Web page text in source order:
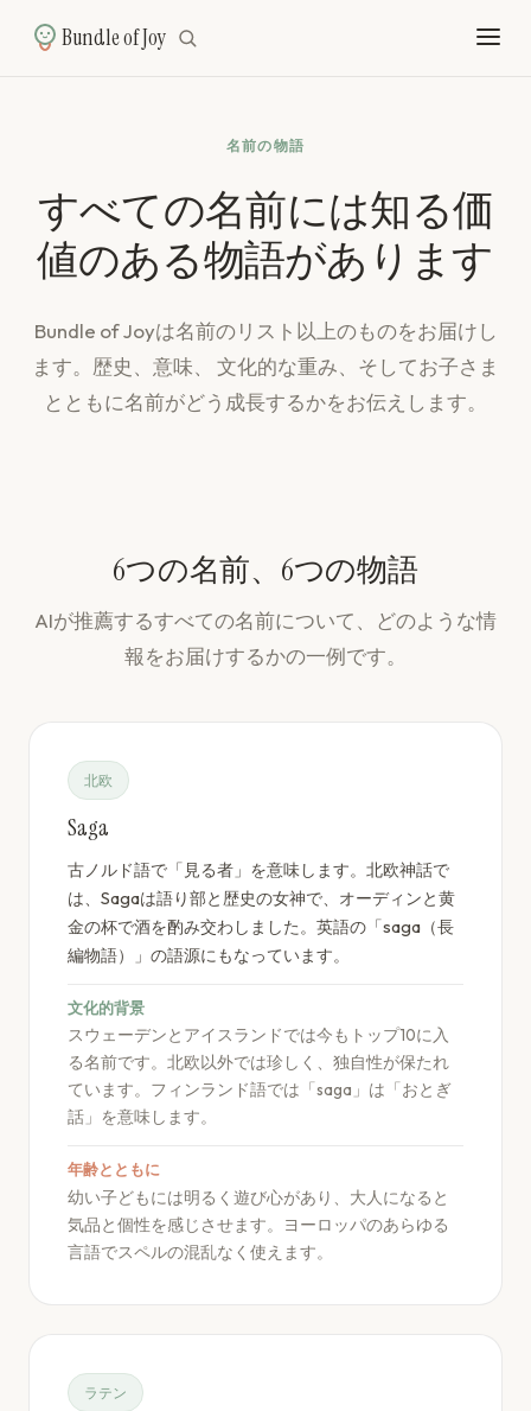
Bundle of Joy
名前の物語
すべての名前には知る価
値のある物語があります
Bundle of Joyは名前のリスト以上のものをお届けし
ます。歴史、意味、 文化的な重み、そしてお子さま
とともに名前がどう成長するかをお伝えします。
6つの名前、6つの物語
AIが推薦するすべての名前について、どのような情
報をお届けするかの一例です。
北欧
Saga
古ノルド語で「見る者」を意味します。北欧神話で
は、Sagaは語り部と歴史の女神で、オーディンと黄
金の杯で酒を酌み交わしました。英語の「saga（長
編物語）」の語源にもなっています。
文化的背景
スウェーデンとアイスランドでは今もトップ10に入
る名前です。北欧以外では珍しく、独自性が保たれ
ています。フィンランド語では「saga」は「おとぎ
話」を意味します。
年齢とともに
幼い子どもには明るく遊び心があり、大人になると
気品と個性を感じさせます。ヨーロッパのあらゆる
言語でスペルの混乱なく使えます。
ラテン